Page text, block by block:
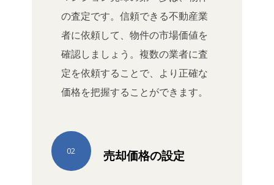
の査定です。信頼できる不動産業
者に依頼して、物件の市場価値を
確認しましょう。複数の業者に査
定を依頼することで、より正確な
価格を把握することができます。
売却価格の設定
02